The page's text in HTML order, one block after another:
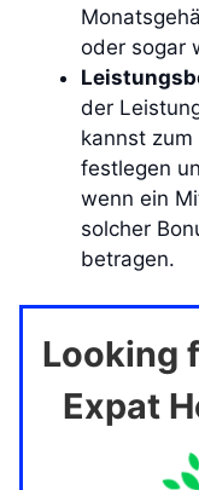
oder sogar
der
kannst
festlegen
wenn ein
solcher
betragen.
Looking
Expat